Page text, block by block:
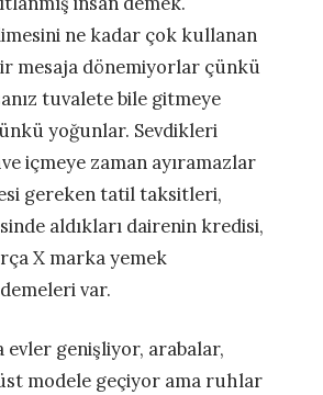
ne kadar çok kullanan
mesaja dönemiyorlar çünkü
tuvalete bile gitmeye
yoğunlar. Sevdikleri
içmeye zaman ayıramazlar
gereken tatil taksitleri,
aldıkları dairenin kredisi,
X marka yemek
var.
genişliyor, arabalar,
modele geçiyor ama ruhlar